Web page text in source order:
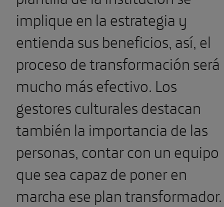
implique en la estrategia y
entienda sus beneficios, así, el
proceso de transformación será
mucho más efectivo. Los
gestores culturales destacan
también la importancia de las
personas, contar con un equipo
que sea capaz de poner en
marcha ese plan transformador.